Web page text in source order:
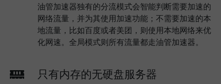
油管加速器独有的分流模式会智能判断需要加速的
网络流量，并为其使用加速功能；不需要加速的本
地流量，比如百度或者美团，则使用本地网络来优
化网速。全局模式则所有流量都走油管加速器。
只有内存的无硬盘服务器